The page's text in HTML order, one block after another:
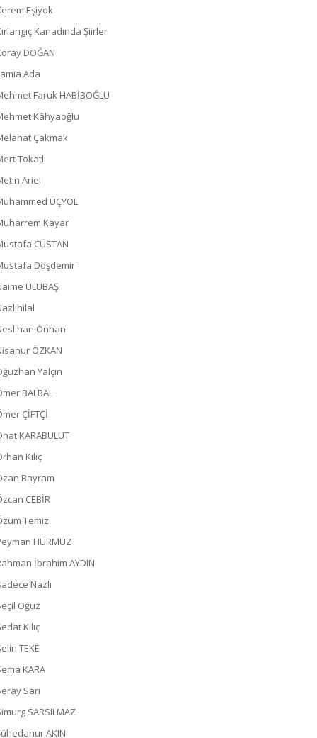
Eşiyok
Kanadında Şiirler
DOĞAN
Ada
Faruk HABİBOĞLU
Kâhyaoğlu
Çakmak
Tokatlı
Ariel
ÜÇYOL
Kayar
CÜSTAN
Döşdemir
ULUBAŞ
Onhan
ÖZKAN
Yalçın
BALBAL
ÇİFTÇİ
KARABULUT
Kılıç
Bayram
CEBİR
Temiz
HÜRMÜZ
İbrahim AYDIN
Nazlı
Oğuz
Kılıç
TEKE
KARA
Sarı
SARSILMAZ
AKIN